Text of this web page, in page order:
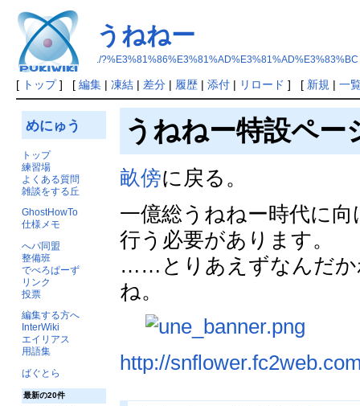
うねねー
./?%E3%81%86%E3%81%AD%E3%81%AD%E3%83%BC
[ トップ] [ 編集| 凍結| 差分| 履歴| 添付| リロード ] [ 新規 | 一
めにゅう
トップ
練習場
よくある質問
雑談をする丘
GhostHowTo
仕様メモ
へパ同盟
整備班
でべろぱーず
リンク
投票
編集する方へ
InterWiki
エイリアス
用語集
ばぐとら
最新の20件
うねねー特設ペー
畝傍に戻る。
一億総うねねー時代に
行う必要があります。
……とりあえずなんだか
ね。
http://